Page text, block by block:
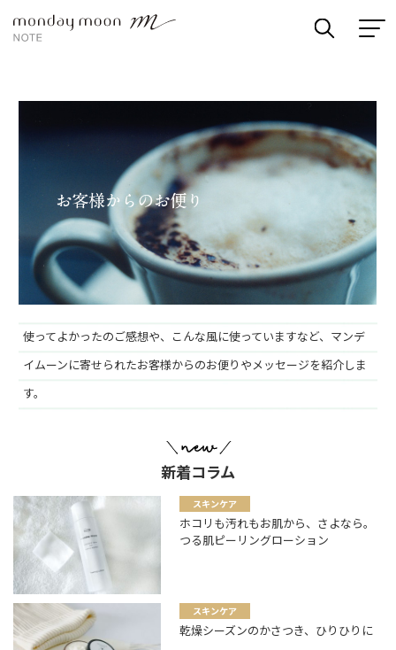
使ってよかったのご感想や、こんな風に使っていますなど、マンデ
イムーンに寄せられたお客様からのお便りやメッセージを紹介しま
す。
新着コラム
スキンケア
ホコリも汚れもお肌から、さよなら。
つる肌ピーリングローション
スキンケア
乾燥シーズンのかさつき、ひりひりに